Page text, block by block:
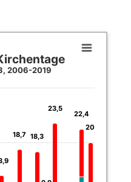
2001, 2003, 2006-2019
series.
categories.
Finanzierung [Mio €]. Data
2006-2019
18,7
18,7 18,3
18,3
23,5
23,5
22,4
22,4
20
20